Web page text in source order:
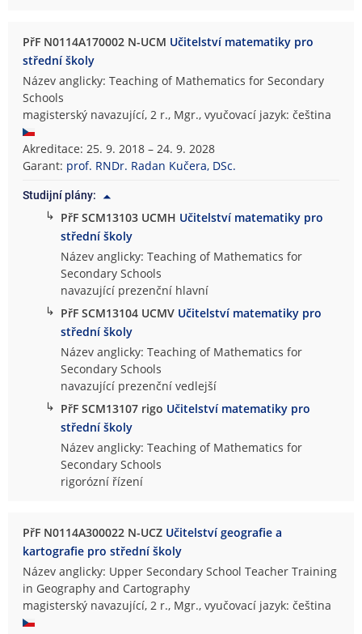
PřF N0114A170002 N-UCM Učitelství matematiky pro
střední školy
Název anglicky: Teaching of Mathematics for Secondary
Schools
magisterský navazující, 2 r., Mgr., vyučovací jazyk: čeština
Akreditace: 25. 9. 2018 – 24. 9. 2028
Garant: prof. RNDr. Radan Kučera, DSc.
Studijní plány:
↳ PřF SCM13103 UCMH Učitelství matematiky pro
střední školy
Název anglicky: Teaching of Mathematics for
Secondary Schools
navazující prezenční hlavní
↳ PřF SCM13104 UCMV Učitelství matematiky pro
střední školy
Název anglicky: Teaching of Mathematics for
Secondary Schools
navazující prezenční vedlejší
↳ PřF SCM13107 rigo Učitelství matematiky pro
střední školy
Název anglicky: Teaching of Mathematics for
Secondary Schools
rigorózní řízení
PřF N0114A300022 N-UCZ Učitelství geografie a
kartografie pro střední školy
Název anglicky: Upper Secondary School Teacher Training
in Geography and Cartography
magisterský navazující, 2 r., Mgr., vyučovací jazyk: čeština